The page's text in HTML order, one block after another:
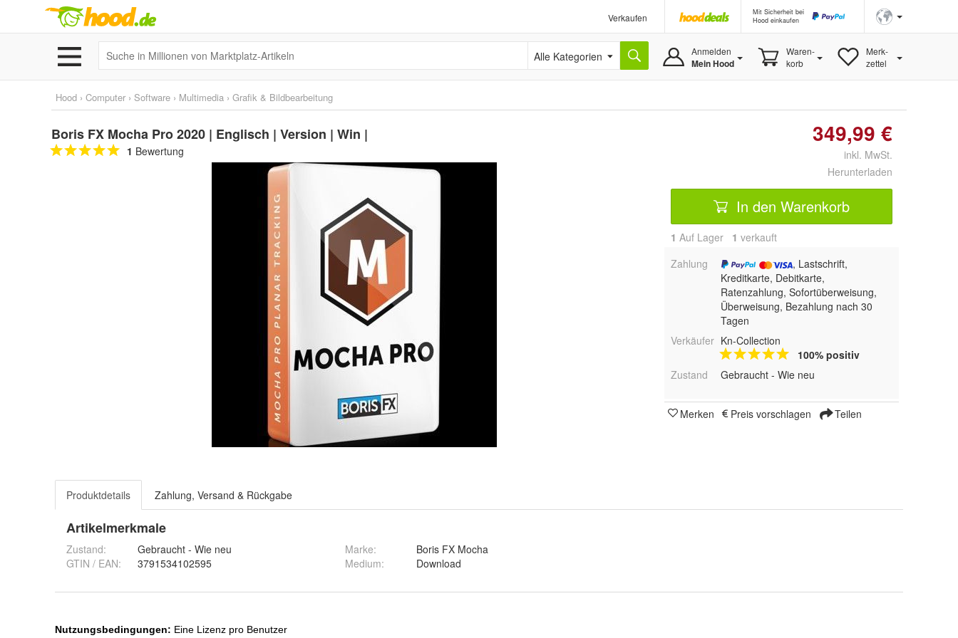
Verkaufen
Mit Sicherheit bei
Hood einkaufen
Alle Kategorien Anmelden
Mein Hood
Waren-
korb
Merk-
zettel
Hood › Computer › Software › Multimedia › Grafik & Bildbearbeitung
Boris FX Mocha Pro 2020 | Englisch | Version | Win |
1 Bewertung
349,99 €
inkl. MwSt.
Herunterladen
In den Warenkorb
1 Auf Lager 1 verkauft
Zahlung
, Lastschrift,
Kreditkarte, Debitkarte,
Ratenzahlung, Sofortüberweisung,
Überweisung, Bezahlung nach 30
Tagen
Verkäufer Kn-Collection
100% positiv
Zustand
Gebraucht - Wie neu
Merken Preis vorschlagen Teilen
Produktdetails Zahlung, Versand & Rückgabe
Artikelmerkmale
Zustand:
Gebraucht - Wie neu
GTIN / EAN:
3791534102595
Marke:
Boris FX Mocha
Medium: Download